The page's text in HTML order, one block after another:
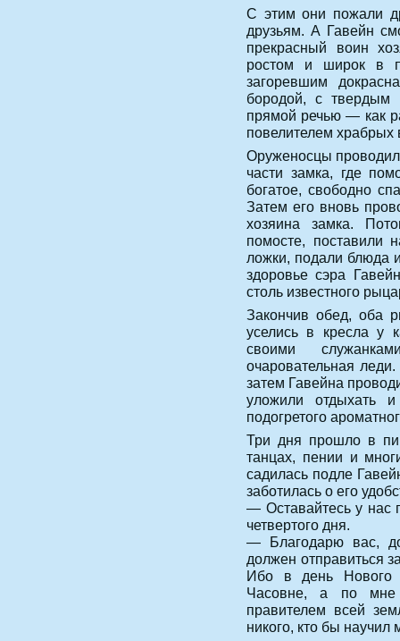
С этим они пожали
друзьям. А Гавейн
прекрасный воин
ростом и широк в
загоревшим
бородой, с твердым
прямой речью — как
повелителем храбрых
Оруженосцы
части замка, где
богатое, свободно
Затем его вновь
хозяина замка.
помосте, поставили
ложки, подали блюда
здоровье сэра
столь известного
Закончив обед, оба
уселись в кресла у
своими
очаровательная
затем Гавейна
уложили отдыхать
подогретого
Три дня прошло в
танцах, пении и
садилась подле
заботилась о его
— Оставайтесь у нас
четвертого дня.
— Благодарю вас,
должен отправиться
Ибо в день Нового
Часовне, а по мне
правителем всей
никого, кто бы